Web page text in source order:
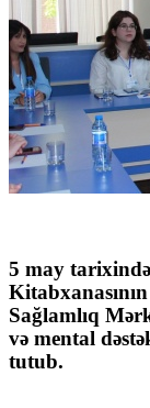
5 may
Sağlamlıq
və mental
tutub.